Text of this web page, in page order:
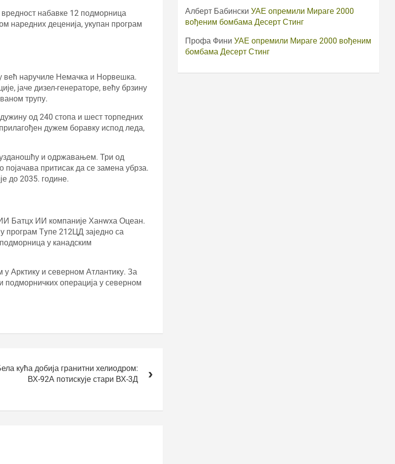
набавке 12 подморница
наредних деценија, укупан програм
већ наручиле Немачка и Норвешка.
јаче дизел-генераторе, већу брзину
трупу.
од 240 стопа и шест торпедних
дужем боравку испод леда,
и одржавањем. Три од
притисак да се замена убрза.
до 2035. године.
Батцх ИИ компаније Ханwха Оцеан.
програм Тyпе 212ЦД заједно са
у канадским
Арктику и северном Атлантику. За
операција у северном
кућа добија гранитни хелиодром:
ВХ-92А потискује стари ВХ-3Д
Алберт Бабински УАЕ опремили Мираге 2000
вођеним бомбама Десерт Стинг
Профа Фини УАЕ опремили Мираге 2000 вођеним
бомбама Десерт Стинг